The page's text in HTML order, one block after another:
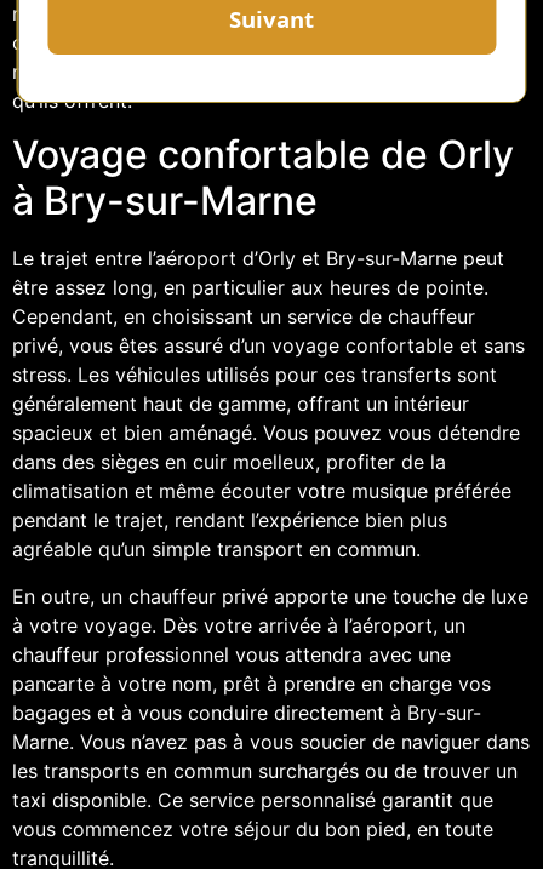
nous explorerons les avantages d’opter pour un
chauffeur privé pour ce déplacement spécifique, en
mettant l’accent sur le confort, la praticité et la sécurité
qu’ils offrent.
Voyage confortable de Orly
à Bry-sur-Marne
Le trajet entre l’aéroport d’Orly et Bry-sur-Marne peut
être assez long, en particulier aux heures de pointe.
Cependant, en choisissant un service de chauffeur
privé, vous êtes assuré d’un voyage confortable et sans
stress. Les véhicules utilisés pour ces transferts sont
généralement haut de gamme, offrant un intérieur
spacieux et bien aménagé. Vous pouvez vous détendre
dans des sièges en cuir moelleux, profiter de la
climatisation et même écouter votre musique préférée
pendant le trajet, rendant l’expérience bien plus
agréable qu’un simple transport en commun.
En outre, un chauffeur privé apporte une touche de luxe
à votre voyage. Dès votre arrivée à l’aéroport, un
chauffeur professionnel vous attendra avec une
pancarte à votre nom, prêt à prendre en charge vos
bagages et à vous conduire directement à Bry-sur-
Marne. Vous n’avez pas à vous soucier de naviguer dans
les transports en commun surchargés ou de trouver un
taxi disponible. Ce service personnalisé garantit que
vous commencez votre séjour du bon pied, en toute
tranquillité.